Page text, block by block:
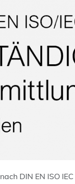
nach DIN EN ISO